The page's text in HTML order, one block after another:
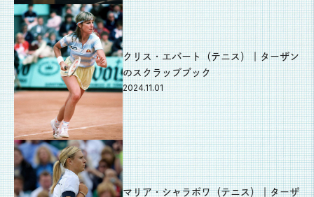
クリス・エバート（テニス）｜ターザン
のスクラップブック
2024.11.01
マリア・シャラポワ（テニス）｜ターザ